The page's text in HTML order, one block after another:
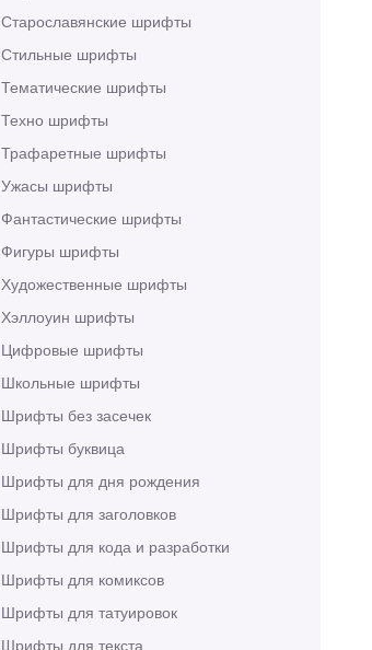
Старославянские шрифты
Стильные шрифты
Тематические шрифты
Техно шрифты
Трафаретные шрифты
Ужасы шрифты
Фантастические шрифты
Фигуры шрифты
Художественные шрифты
Хэллоуин шрифты
Цифровые шрифты
Школьные шрифты
Шрифты без засечек
Шрифты буквица
Шрифты для дня рождения
Шрифты для заголовков
Шрифты для кода и разработки
Шрифты для комиксов
Шрифты для татуировок
Шрифты для текста